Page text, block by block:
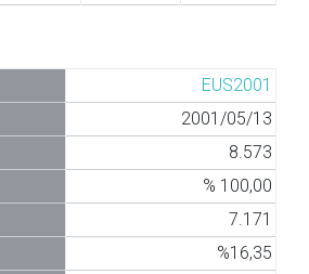
EUS2001
2001/05/13
8.573
% 100,00
7.171
%16,35